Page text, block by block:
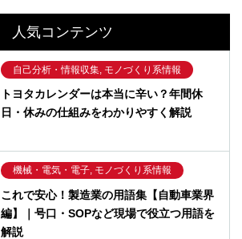
人気コンテンツ
自己分析・情報収集, モノづくり系情報
トヨタカレンダーは本当に辛い？年間休
日・休みの仕組みをわかりやすく解説
機械・電気・電子, モノづくり系情報
これで安心！製造業の用語集【自動車業界
編】｜号口・SOPなど現場で役立つ用語を
解説